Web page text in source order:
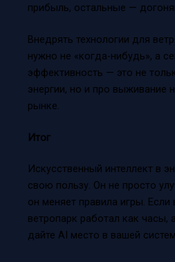
прибыль, остальные —
Внедрять технологии для
нужно не «когда-нибудь», а
эффективность — это не
энергии, но и про выживание
рынке.
Итог
Искусственный интеллект в
свою пользу. Он не просто
он меняет правила игры.
ветропарк работал как часы,
дайте AI место в вашей